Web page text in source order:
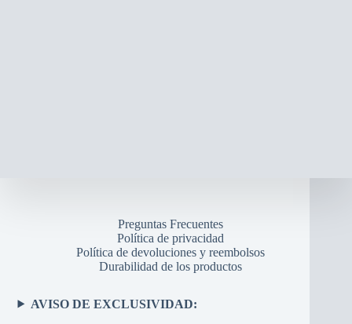
Preguntas Frecuentes
Política de privacidad
Política de devoluciones y reembolsos
Durabilidad de los productos
AVISO DE EXCLUSIVIDAD: